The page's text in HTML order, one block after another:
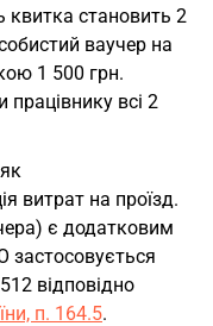
квитка становить 2
ваучер на
1 500 грн.
всі 2
витрат на проїзд.
є додатковим
відповідно
п. 164.5.